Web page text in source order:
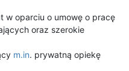
w oparciu o umowę o pracę
oraz szerokie
m.in. prywatną opiekę